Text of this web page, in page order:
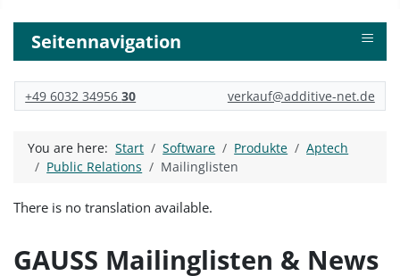
Seitennavigation ≡
+49 6032 3495630 verkauf@additive-net.de
You are here:Start Software Produkte
Aptech
Public Relations
Mailinglisten
There is no translation available.
GAUSS Mailinglisten & News